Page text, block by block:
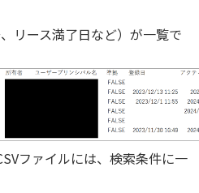
リース満了日など）が一覧で
ファイルには、検索条件に一